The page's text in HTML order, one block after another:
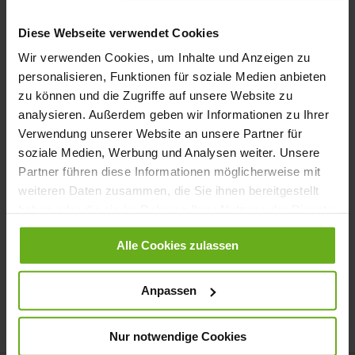
Diese Webseite verwendet Cookies
Wir verwenden Cookies, um Inhalte und Anzeigen zu
personalisieren, Funktionen für soziale Medien anbieten
zu können und die Zugriffe auf unsere Website zu
analysieren. Außerdem geben wir Informationen zu Ihrer
Verwendung unserer Website an unsere Partner für
soziale Medien, Werbung und Analysen weiter. Unsere
Partner führen diese Informationen möglicherweise mit
weiteren Daten zusammen, die Sie ihnen bereitgestellt
gesammelt haben.
Alle Cookies zulassen
Anpassen
Nur notwendige Cookies
Passwort vergessen?
Neue Kunden
Ein Konto zu erstellen hat viele Vorteile: schneller zur Kasse
gehen, mehr als eine Adresse speichern, Bestellungen verfolgen
und mehr.
Ein Konto erstellen